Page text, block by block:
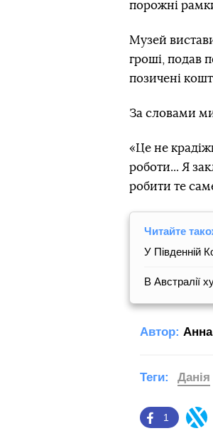
порожні
Музей
гроші, подав
позичені
За словами
«Це не
роботи... Я
робити те
Читайте
У Південній
В Австралії
Автор:
Facebook
1
Теги: Данія